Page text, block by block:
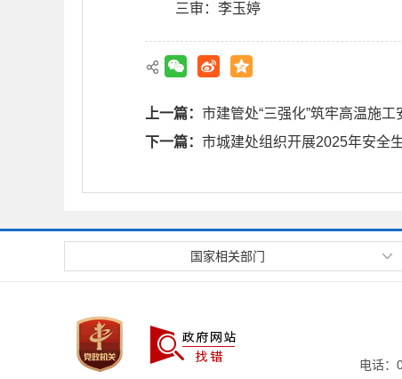
三审：李玉婷
上一篇： 市建管处“三强化”筑牢高温施工
下一篇： 市城建处组织开展2025年安全
国家相关部门
电话：